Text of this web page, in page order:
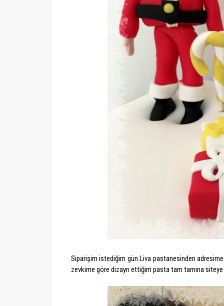
Siparişim istediğim gün Liva pastanesinden
zevkime göre dizayn ettiğim pasta tam tamına